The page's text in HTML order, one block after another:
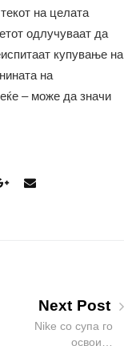
на целата
одлучуваат да
купување на
на
– може да значи
Next Post
Nike со супа го
освои…